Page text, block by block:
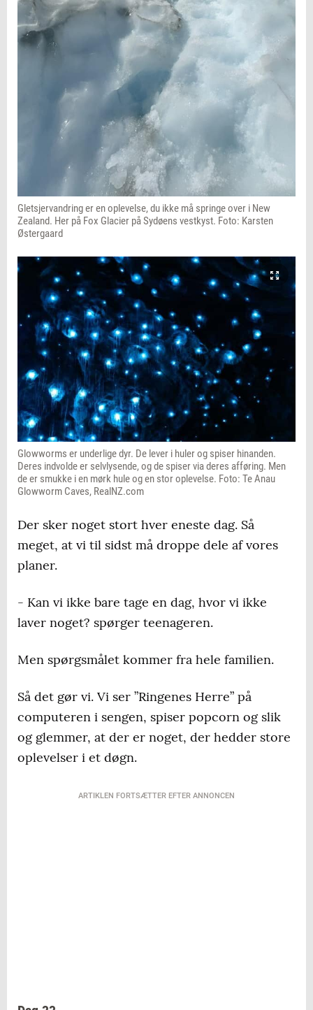
Gletsjervandring er en oplevelse, du ikke må springe over i New
Zealand. Her på Fox Glacier på Sydøens vestkyst. Foto: Karsten
Østergaard
Glowworms er underlige dyr. De lever i huler og spiser hinanden.
Deres indvolde er selvlysende, og de spiser via deres afføring. Men
de er smukke i en mørk hule og en stor oplevelse. Foto: Te Anau
Glowworm Caves, RealNZ.com
Der sker noget stort hver eneste dag. Så
meget, at vi til sidst må droppe dele af vores
planer.
- Kan vi ikke bare tage en dag, hvor vi ikke
laver noget? spørger teenageren.
Men spørgsmålet kommer fra hele familien.
Så det gør vi. Vi ser ”Ringenes Herre” på
computeren i sengen, spiser popcorn og slik
og glemmer, at der er noget, der hedder store
oplevelser i et døgn.
ARTIKLEN FORTSÆTTER EFTER ANNONCEN